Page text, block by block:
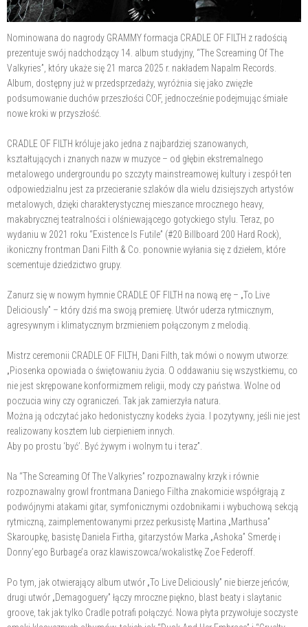
Nominowana do nagrody GRAMMY formacja CRADLE OF FILTH z radością
prezentuje swój nadchodzący 14. album studyjny, “The Screaming Of The
Valkyries”, który ukaże się 21 marca 2025 r. nakładem Napalm Records.
Album, dostępny już w przedsprzedaży, wyróżnia się jako zwięzłe
podsumowanie duchów przeszłości COF, jednocześnie podejmując śmiałe
nowe kroki w przyszłość.
CRADLE OF FILTH króluje jako jedna z najbardziej szanowanych,
kształtujących i znanych nazw w muzyce – od głębin ekstremalnego
metalowego undergroundu po szczyty mainstreamowej kultury i zespół ten
odpowiedzialnu jest za przecieranie szlaków dla wielu dzisiejszych artystów
metalowych, dzięki charakterystycznej mieszance mrocznego heavy,
makabrycznej teatralności i olśniewającego gotyckiego stylu. Teraz, po
wydaniu w 2021 roku “Existence Is Futile” (#20 Billboard 200 Hard Rock),
ikoniczny frontman Dani Filth & Co. ponownie wyłania się z dziełem, które
scementuje dziedzictwo grupy.
Zanurz się w nowym hymnie CRADLE OF FILTH na nową erę – „To Live
Deliciously” – który dziś ma swoją premierę. Utwór uderza rytmicznym,
agresywnym i klimatycznym brzmieniem połączonym z melodią.
Mistrz ceremonii CRADLE OF FILTH, Dani Filth, tak mówi o nowym utworze:
„Piosenka opowiada o świętowaniu życia. O oddawaniu się wszystkiemu, co
nie jest skrępowane konformizmem religii, mody czy państwa. Wolne od
poczucia winy czy ograniczeń. Tak jak zamierzyła natura.
Można ją odczytać jako hedonistyczny kodeks życia. I pozytywny, jeśli nie jest
realizowany kosztem lub cierpieniem innych.
Aby po prostu ‘być’. Być żywym i wolnym tu i teraz”.
Na “The Screaming Of The Valkyries” rozpoznawalny krzyk i równie
rozpoznawalny growl frontmana Daniego Filtha znakomicie współgrają z
podwójnymi atakami gitar, symfonicznymi ozdobnikami i wybuchową sekcją
rytmiczną, zaimplementowanymi przez perkusistę Martina „Marthusa”
Skaroupkę, basistę Daniela Firtha, gitarzystów Marka „Ashoka” Smerdę i
Donny’ego Burbage’a oraz klawiszowca/wokalistkę Zoe Federoff.
Po tym, jak otwierający album utwór „To Live Deliciously” nie bierze jeńców,
drugi utwór „Demagoguery” łączy mroczne piękno, blast beaty i slaytanic
groove, tak jak tylko Cradle potrafi połączyć. Nowa płyta przywołuje soczyste